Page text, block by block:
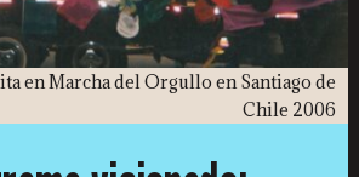
en Marcha del Orgullo en Santiago de
Chile 2006